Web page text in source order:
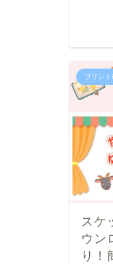
プリン
スケ
ウン
り！